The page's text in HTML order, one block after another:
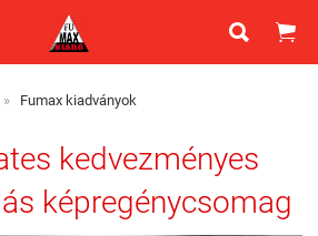
 
» Fumax kiadványok
kedvezményes
képregénycsomag